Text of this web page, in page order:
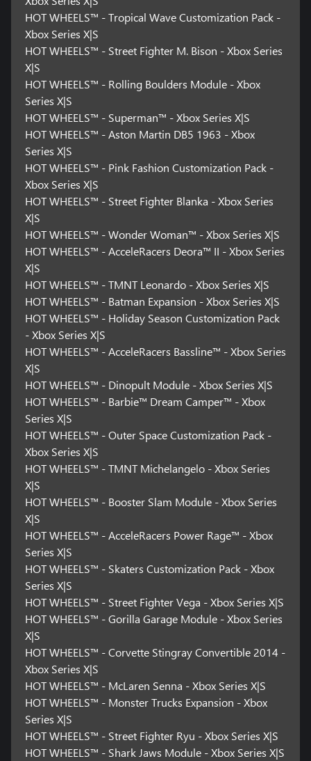
HOT WHEELS™ - Tropical Wave Customization Pack -
Xbox Series X|S
HOT WHEELS™ - Street Fighter M. Bison - Xbox Series
X|S
HOT WHEELS™ - Rolling Boulders Module - Xbox
Series X|S
HOT WHEELS™ - Superman™ - Xbox Series X|S
HOT WHEELS™ - Aston Martin DB5 1963 - Xbox
Series X|S
HOT WHEELS™ - Pink Fashion Customization Pack -
Xbox Series X|S
HOT WHEELS™ - Street Fighter Blanka - Xbox Series
X|S
HOT WHEELS™ - Wonder Woman™ - Xbox Series X|S
HOT WHEELS™ - AcceleRacers Deora™ II - Xbox Series
X|S
HOT WHEELS™ - TMNT Leonardo - Xbox Series X|S
HOT WHEELS™ - Batman Expansion - Xbox Series X|S
HOT WHEELS™ - Holiday Season Customization Pack
- Xbox Series X|S
HOT WHEELS™ - AcceleRacers Bassline™ - Xbox Series
X|S
HOT WHEELS™ - Dinopult Module - Xbox Series X|S
HOT WHEELS™ - Barbie™ Dream Camper™ - Xbox
Series X|S
HOT WHEELS™ - Outer Space Customization Pack -
Xbox Series X|S
HOT WHEELS™ - TMNT Michelangelo - Xbox Series
X|S
HOT WHEELS™ - Booster Slam Module - Xbox Series
X|S
HOT WHEELS™ - AcceleRacers Power Rage™ - Xbox
Series X|S
HOT WHEELS™ - Skaters Customization Pack - Xbox
Series X|S
HOT WHEELS™ - Street Fighter Vega - Xbox Series X|S
HOT WHEELS™ - Gorilla Garage Module - Xbox Series
X|S
HOT WHEELS™ - Corvette Stingray Convertible 2014 -
Xbox Series X|S
HOT WHEELS™ - McLaren Senna - Xbox Series X|S
HOT WHEELS™ - Monster Trucks Expansion - Xbox
Series X|S
HOT WHEELS™ - Street Fighter Ryu - Xbox Series X|S
HOT WHEELS™ - Shark Jaws Module - Xbox Series X|S